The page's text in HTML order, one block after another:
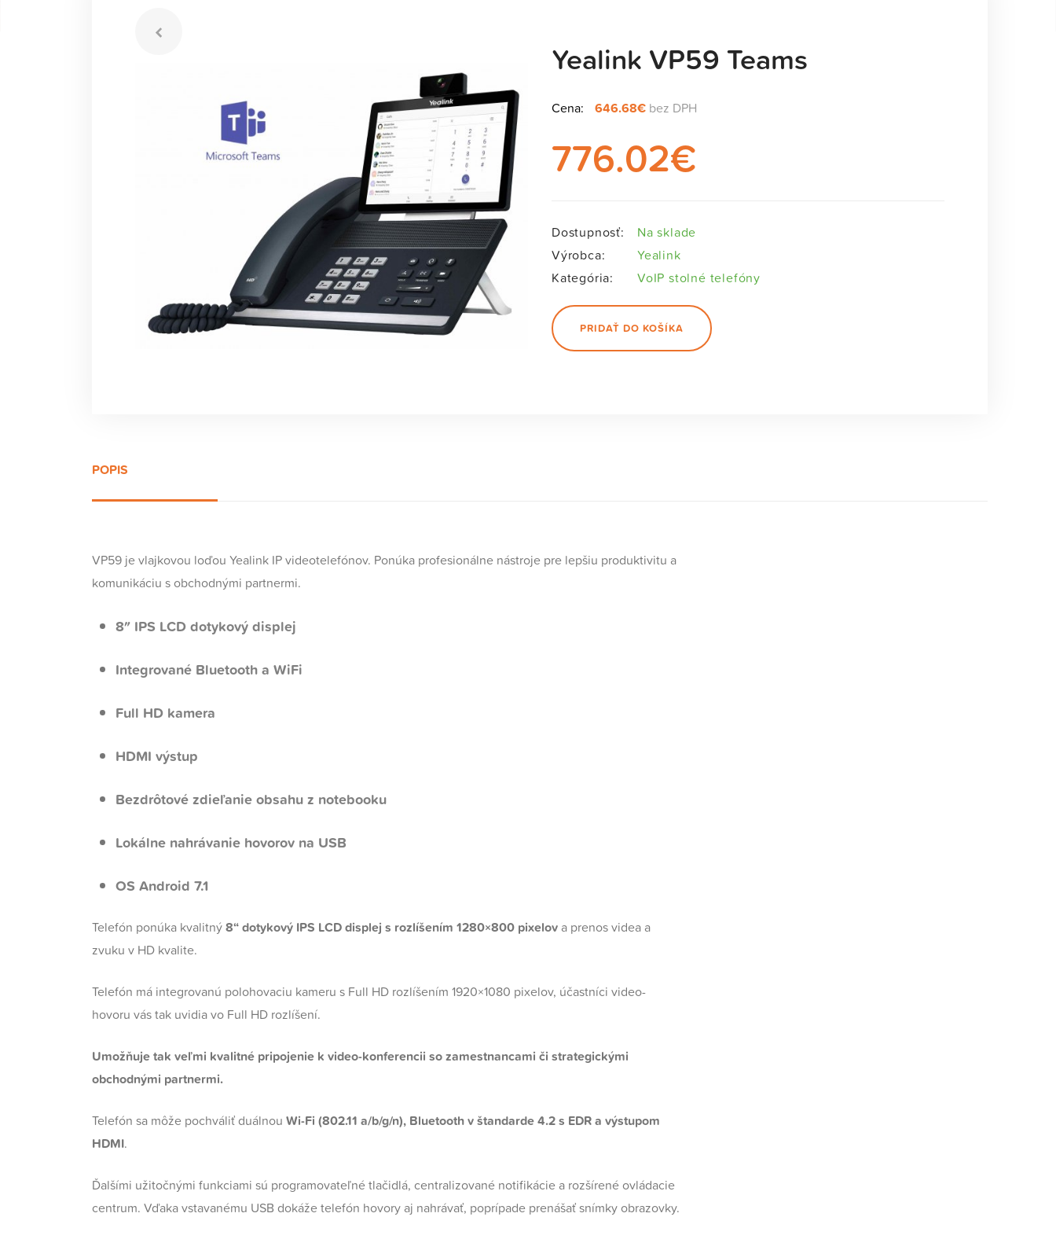
Yealink VP59 Teams
Cena: 646.68€ bez DPH
776.02€
Dostupnosť:
Na sklade
Výrobca:
Yealink
Kategória:
VoIP stolné telefóny
PRIDAŤ DO KOŠÍKA
POPIS
VP59 je vlajkovou loďou Yealink IP videotelefónov. Ponúka profesionálne nástroje pre lepšiu produktivitu a
komunikáciu s obchodnými partnermi.
8″ IPS LCD dotykový displej
Integrované Bluetooth a WiFi
Full HD kamera
HDMI výstup
Bezdrôtové zdieľanie obsahu z notebooku
Lokálne nahrávanie hovorov na USB
OS Android 7.1
Telefón ponúka kvalitný8“ dotykový IPS LCD displej s rozlíšením 1280×800 pixelova prenos videa a
zvuku v HD kvalite.
Telefón má integrovanú polohovaciu kameru s Full HD rozlíšením 1920×1080 pixelov, účastníci video-
hovoru vás tak uvidia vo Full HD rozlíšení.
Umožňuje tak veľmi kvalitné pripojenie k video-konferencii so zamestnancami či strategickými
obchodnými partnermi.
Telefón sa môže pochváliť duálnou Wi-Fi (802.11 a/b/g/n), Bluetooth v štandarde 4.2 s EDR a výstupom
HDMI.
Ďalšími užitočnými funkciami sú programovateľné tlačidlá, centralizované notifikácie a rozšírené ovládacie
centrum. Vďaka vstavanému USB dokáže telefón hovory aj nahrávať, poprípade prenášať snímky obrazovky.